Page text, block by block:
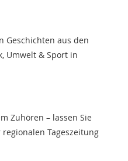
Geschichten aus den
Umwelt & Sport in
Zuhören – lassen Sie
Tageszeitung